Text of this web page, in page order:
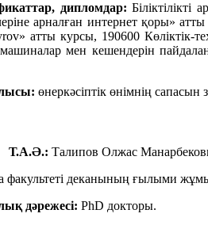
дипломдар:
арналған интернет қоры»
атты курсы, 190600
мен кешендерін
өнеркәсіптік өнімнің
Т.А.Ә.: Талипов Олжас
факультеті деканының ғылыми
дәрежесі: PhD докторы.